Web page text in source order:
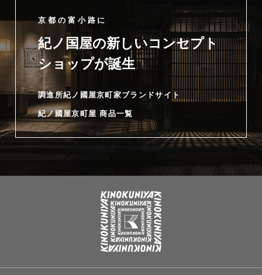
京都の富小路に
紀ノ国屋の新しいコンセプト
ショップが誕生
調進所紀ノ國屋京町家ブランドサイト
紀ノ國屋京町屋 商品一覧